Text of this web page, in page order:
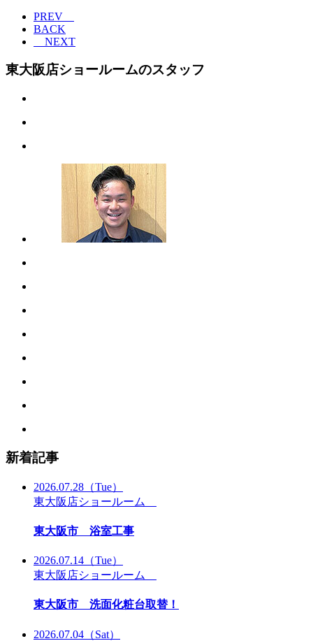
PREV
BACK
NEXT
東大阪店ショールームのスタッフ
新着記事
2026.07.28 （Tue）
東大阪店ショールーム
東大阪市 浴室工事
2026.07.14 （Tue）
東大阪店ショールーム
東大阪市 洗面化粧台取替！
2026.07.04 （Sat）